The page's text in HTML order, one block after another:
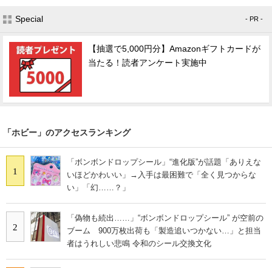
Special - PR -
【抽選で5,000円分】Amazonギフトカードが
当たる！読者アンケート実施中
「ホビー」のアクセスランキング
1
「ボンボンドロップシール」“進化版”が話題「ありえな
いほどかわいい」→入手は最困難で「全く見つからな
い」「幻……？」
2
「偽物も続出……」“ボンボンドロップシール” が空前の
ブーム 900万枚出荷も「製造追いつかない…」と担当
者はうれしい悲鳴 令和のシール交換文化